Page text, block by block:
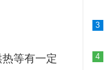
等有一定
3
4